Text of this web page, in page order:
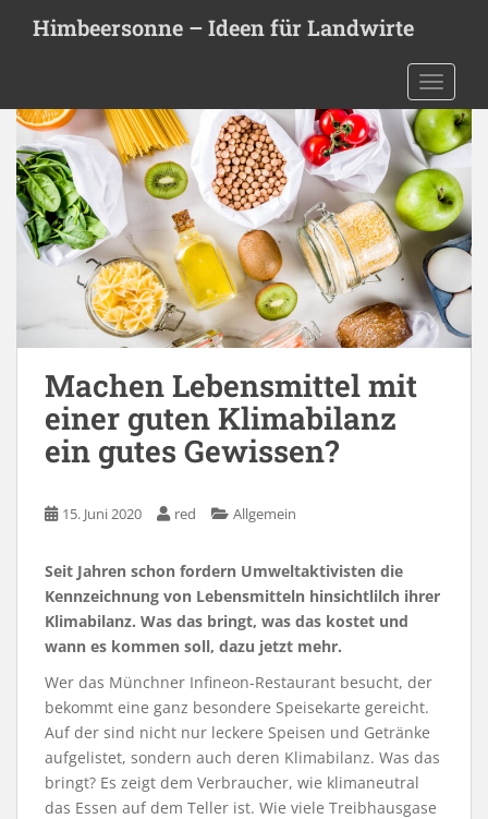
t
Himbeersonne – Ideen für Landwirte
Machen Lebensmittel mit
einer guten Klimabilanz
ein gutes Gewissen?
15. Juni 2020 red Allgemein
Seit Jahren schon fordern Umweltaktivisten die
Kennzeichnung von Lebensmitteln hinsichtlilch ihrer
Klimabilanz. Was das bringt, was das kostet und
wann es kommen soll, dazu jetzt mehr.
Wer das Münchner Infineon-Restaurant besucht, der
bekommt eine ganz besondere Speisekarte gereicht.
Auf der sind nicht nur leckere Speisen und Getränke
aufgelistet, sondern auch deren Klimabilanz. Was das
bringt? Es zeigt dem Verbraucher, wie klimaneutral
das Essen auf dem Teller ist. Wie viele Treibhausgase